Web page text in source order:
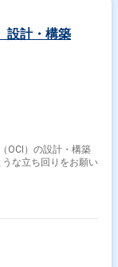
設計・構築
OCI）の設計・構築
な立ち回りをお願い